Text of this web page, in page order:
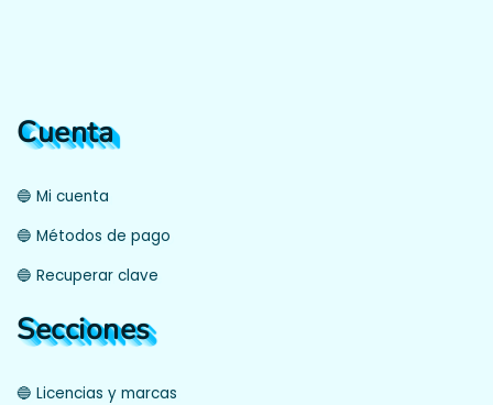
Cuenta
🔵 Mi cuenta
🔵 Métodos de pago
🔵 Recuperar clave
Secciones
🔵 Licencias y marcas